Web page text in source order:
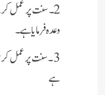
2۔ سنت پر عمل کرنے پر
وعدہ فرمایا ہے ۔
3 ۔ سنت پر عمل کرنا
ہے